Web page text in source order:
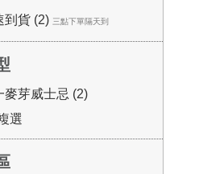
到貨 (2) 三點下單隔天到
麥芽威士忌 (2)
選